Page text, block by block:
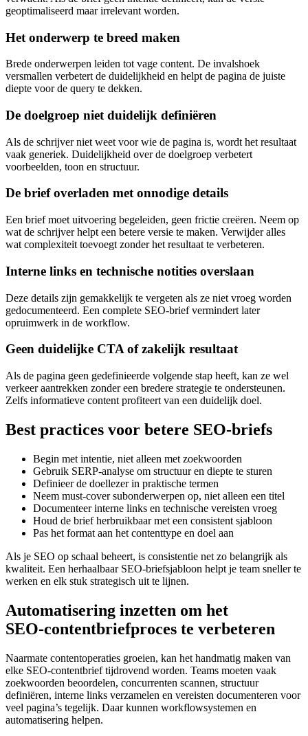
geoptimaliseerd maar irrelevant worden.
Het onderwerp te breed maken
Brede onderwerpen leiden tot vage content. De invalshoek
versmallen verbetert de duidelijkheid en helpt de pagina de juiste
diepte voor de query te dekken.
De doelgroep niet duidelijk definiëren
Als de schrijver niet weet voor wie de pagina is, wordt het resultaat
vaak generiek. Duidelijkheid over de doelgroep verbetert
voorbeelden, toon en structuur.
De brief overladen met onnodige details
Een brief moet uitvoering begeleiden, geen frictie creëren. Neem op
wat de schrijver helpt een betere versie te maken. Verwijder alles
wat complexiteit toevoegt zonder het resultaat te verbeteren.
Interne links en technische notities overslaan
Deze details zijn gemakkelijk te vergeten als ze niet vroeg worden
gedocumenteerd. Een complete SEO‑brief vermindert later
opruimwerk in de workflow.
Geen duidelijke CTA of zakelijk resultaat
Als de pagina geen gedefinieerde volgende stap heeft, kan ze wel
verkeer aantrekken zonder een bredere strategie te ondersteunen.
Zelfs informatieve content profiteert van een duidelijk doel.
Best practices voor betere SEO‑briefs
Begin met intentie, niet alleen met zoekwoorden
Gebruik SERP‑analyse om structuur en diepte te sturen
Definieer de doellezer in praktische termen
Neem must‑cover subonderwerpen op, niet alleen een titel
Documenteer interne links en technische vereisten vroeg
Houd de brief herbruikbaar met een consistent sjabloon
Pas het format aan het contenttype en doel aan
Als je SEO op schaal beheert, is consistentie net zo belangrijk als
kwaliteit. Een herhaalbaar SEO‑briefsjabloon helpt je team sneller te
werken en elk stuk strategisch uit te lijnen.
Automatisering inzetten om het
SEO‑contentbriefproces te verbeteren
Naarmate contentoperaties groeien, kan het handmatig maken van
elke SEO‑contentbrief tijdrovend worden. Teams moeten vaak
zoekwoorden beoordelen, concurrenten scannen, structuur
definiëren, interne links verzamelen en vereisten documenteren voor
veel pagina’s tegelijk. Daar kunnen workflowsystemen en
automatisering helpen.